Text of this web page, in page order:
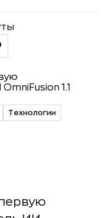
Технологии